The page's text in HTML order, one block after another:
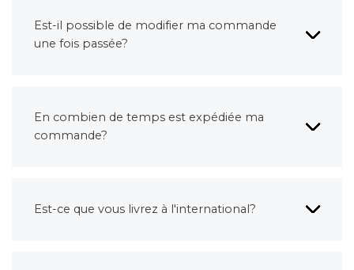
Est-il possible de modifier ma commande
une fois passée?
En combien de temps est expédiée ma
commande?
Est-ce que vous livrez à l'international?